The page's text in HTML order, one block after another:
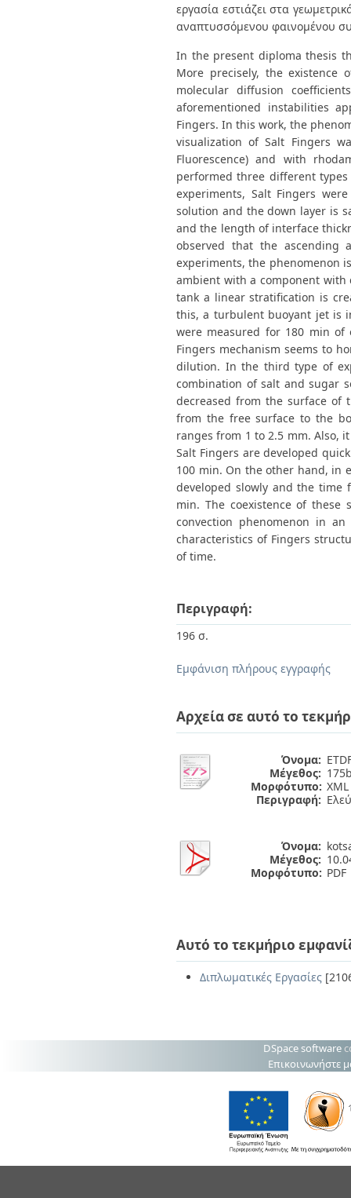
εργασία εστιάζει στα
αναπτυσσόμενου φαινομένου
In the present diploma thesis
More precisely, the
molecular diffusion
aforementioned instabilities
Fingers. In this work, the
visualization of Salt Fingers
Fluorescence) and with
performed three different
experiments, Salt Fingers
solution and the down layer is
and the length of interface
observed that the ascending
experiments, the phenomenon
ambient with a component
tank a linear stratification is
this, a turbulent buoyant jet is
were measured for 180 min
Fingers mechanism seems to
dilution. In the third type of
combination of salt and sugar
decreased from the surface of
from the free surface to the
ranges from 1 to 2.5 mm. Also,
Salt Fingers are developed
100 min. On the other hand, in
developed slowly and the time
min. The coexistence of these
convection phenomenon in
characteristics of Fingers
of time.
Περιγραφή:
196 σ.
Εμφάνιση πλήρους εγγραφής
Αρχεία σε αυτό το
Όνομα:
Μέγεθος:
Μορφότυπο: XML
Περιγραφή:
Όνομα:
Μέγεθος:
Μορφότυπο: PDF
Αυτό το τεκμήριο
Διπλωματικές Εργασίες
DSpace software
Επικοινωνήστε